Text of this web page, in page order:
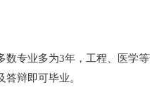
专业多为3年，工程、医学
辩即可毕业。